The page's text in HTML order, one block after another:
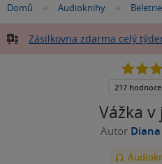
Nacházíte
zde:
Domů »Audioknihy »
Beletrie
Zásilkovna zdarma celý
Vážka
Autor
4.7
5
217